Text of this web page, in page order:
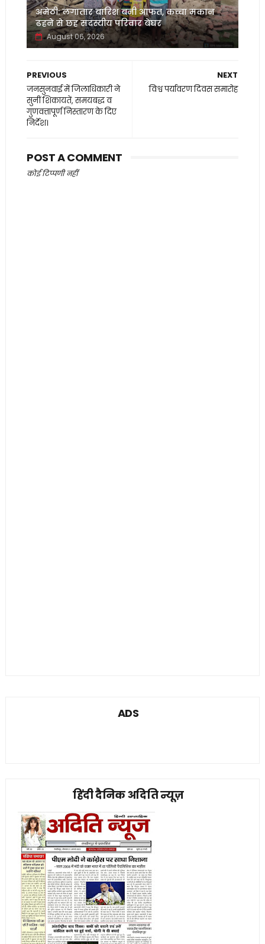
अमेठी: लगातार बारिश बनी आफत, कच्चा मकान
ढहने से छह सदस्यीय परिवार बेघर
August 06, 2026
NEXT
विश्व पर्यावरण दिवस समारोह
PREVIOUS
जनसुनवाई में जिलाधिकारी ने
सुनीं शिकायतें, समयबद्ध व
गुणवत्तापूर्ण निस्तारण के दिए
निर्देश।
POST A COMMENT
कोई टिप्पणी नहीं
ADS
हिंदी दैनिक अदिति न्यूज़